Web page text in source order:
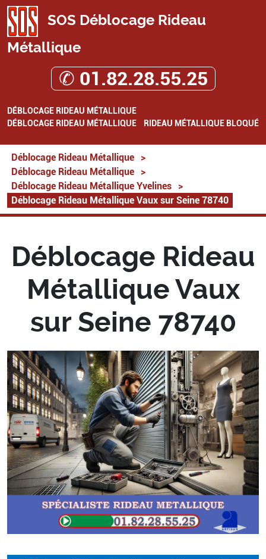
SOS Déblocage Rideau
Métallique
✆ 01.82.28.55.25
DÉBLOCAGE RIDEAU MÉTALLIQUE
DÉBLOCAGE RIDEAU MÉTALLIQUE
RIDEAU MÉTALLIQUE BLOQUÉ
Déblocage Rideau Métallique
>
Déblocage Rideau Métallique
>
Déblocage Rideau Métallique Yvelines
>
Déblocage Rideau Métallique Vaux sur Seine 78740
Déblocage Rideau
Métallique Vaux
sur Seine 78740